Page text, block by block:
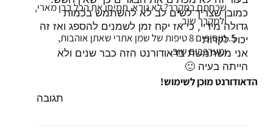
שכחתם במקרר? לא נורא. תמיסו את הכל בבן מארי,
ולמקרר שוב.
מוסיפים 8 טיפות של שמן אתרי שאתן אוהבות,
ומערבבים שוב.
הדאודורנט מוכן לשימוש!
כמובן שצריך לשים לב לא להשתמש בכמות
גדולה מידיי, כי אז יקח זמן לשמנים להספג ואז זה
יכול לקרות
אני משתמשת בדאודורנט הזה כבר שנים ולא
הייתה בעיה 🙂
תגובה